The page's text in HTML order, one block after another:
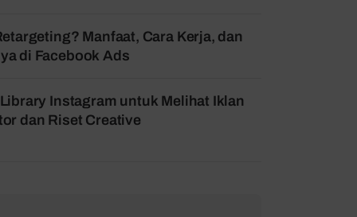
Manfaat, Cara Kerja, dan
di Facebook Ads
Instagram untuk Melihat Iklan
dan Riset Creative